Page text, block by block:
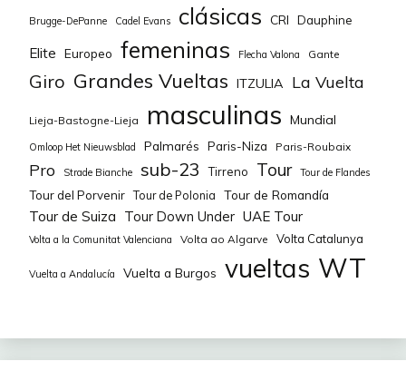
Brugge-DePanne Cadel Evans clásicas CRI Dauphine
Elite Europeo femeninas Flecha Valona Gante
Giro Grandes Vueltas ITZULIA La Vuelta
Lieja-Bastogne-Lieja masculinas Mundial
Omloop Het Nieuwsblad Palmarés Paris-Niza Paris-Roubaix
Pro Strade Bianche sub-23 Tirreno Tour Tour de Flandes
Tour del Porvenir Tour de Polonia Tour de Romandía
Tour de Suiza Tour Down Under UAE Tour
Volta a la Comunitat Valenciana Volta ao Algarve Volta Catalunya
Vuelta a Andalucía Vuelta a Burgos vueltas WT